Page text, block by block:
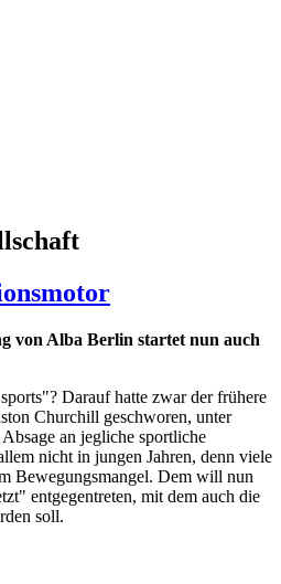
von Alba Berlin startet nun auch
Darauf hatte zwar der frühere
Churchill geschworen, unter
an jegliche sportliche
nicht in jungen Jahren, denn viele
Bewegungsmangel. Dem will nun
entgegentreten, mit dem auch die
soll.